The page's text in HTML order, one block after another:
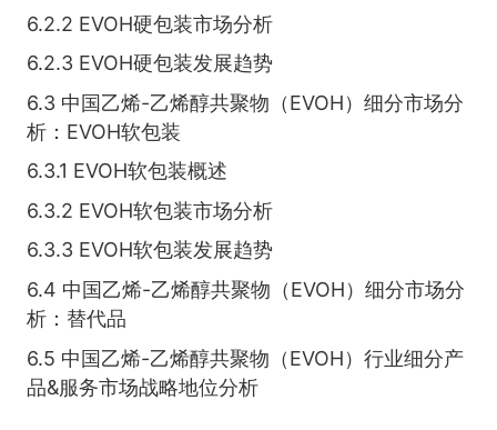
6.2.2 EVOH硬包装市场分析
6.2.3 EVOH硬包装发展趋势
6.3 中国乙烯-乙烯醇共聚物（EVOH）细分市场分
析：EVOH软包装
6.3.1 EVOH软包装概述
6.3.2 EVOH软包装市场分析
6.3.3 EVOH软包装发展趋势
6.4 中国乙烯-乙烯醇共聚物（EVOH）细分市场分
析：替代品
6.5 中国乙烯-乙烯醇共聚物（EVOH）行业细分产
品&服务市场战略地位分析